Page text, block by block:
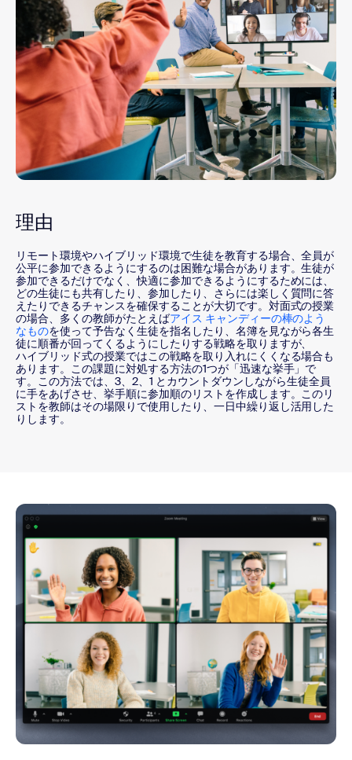
理由
リモート環境やハイブリッド環境で生徒を教育する場合、全員が
公平に参加できるようにするのは困難な場合があります。生徒が
参加できるだけでなく、快適に参加できるようにするためには、
どの生徒にも共有したり、参加したり、さらには楽しく質問に答
えたりできるチャンスを確保することが大切です。対面式の授業
の場合、多くの教師がたとえばアイス キャンディーの棒のよう
なものを使って予告なく生徒を指名したり、名簿を見ながら各生
徒に順番が回ってくるようにしたりする戦略を取りますが、
ハイブリッド式の授業ではこの戦略を取り入れにくくなる場合も
あります。この課題に対処する方法の1つが「迅速な挙手」で
す。この方法では、3、2、1 とカウントダウンしながら生徒全員
に手をあげさせ、挙手順に参加順のリストを作成します。このリ
ストを教師はその場限りで使用したり、一日中繰り返し活用した
りします。